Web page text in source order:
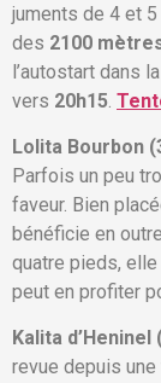
juments de 4 et
des 2100
l’autostart dans
vers 20h15
Lolita Bourbon
Parfois un peu
faveur. Bien
bénéficie en
quatre pieds,
peut en profiter
Kalita d’Heninel
revue depuis